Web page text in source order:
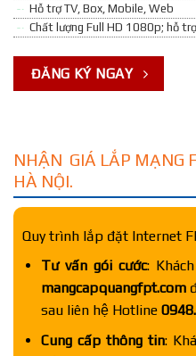
Hỗ trợ TV, Box, Mobile, Web
Chất lượng Full HD 1080p; hỗ
ĐĂNG KÝ NGAY
NHẬN GIÁ LẮP MẠNG
HÀ NỘI.
Quy trình lắp đặt Internet
Tư vấn gói cước:
mangcapquangfpt.com
sau liên hệ Hotline
Cung cấp thông tin: